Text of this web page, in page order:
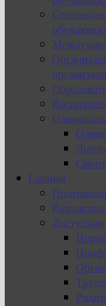
Главная
Доступная